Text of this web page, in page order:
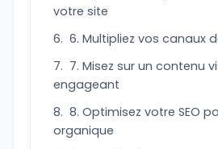
votre site
6. Multipliez vos canaux
7. Misez sur un contenu
engageant
8. Optimisez votre SEO
organique